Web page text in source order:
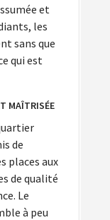
et
les
sans que
qui est
MAÎTRISÉE
de
places aux
de qualité
Le
à peu